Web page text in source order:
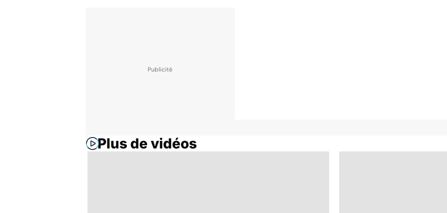
Plus de vidéos